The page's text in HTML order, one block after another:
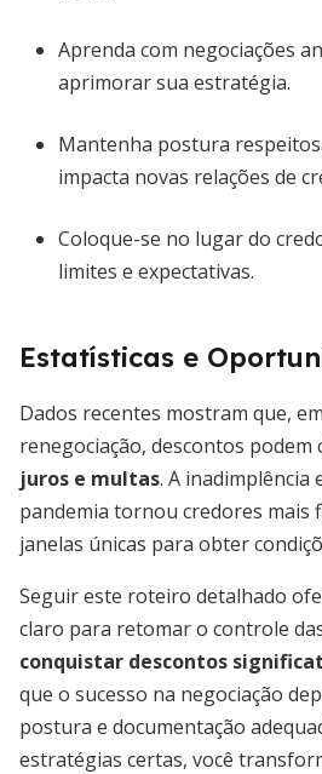
Aprenda com negociações
aprimorar sua estratégia.
Mantenha postura
impacta novas relações de
Coloque-se no lugar do
limites e expectativas.
Estatísticas e
Dados recentes mostram que,
renegociação, descontos podem
juros e multas. A inadimplência
pandemia tornou credores mais
janelas únicas para obter
Seguir este roteiro detalhado
claro para retomar o controle
conquistar descontos
que o sucesso na negociação
postura e documentação
estratégias certas, você